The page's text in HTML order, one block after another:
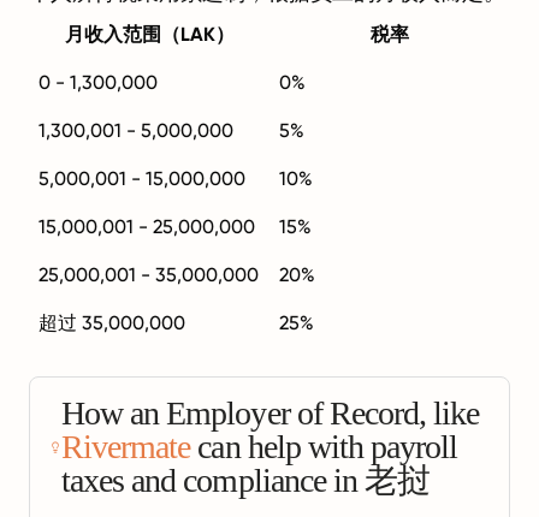
月收入范围（LAK） 税率
0 - 1,300,000 0%
1,300,001 - 5,000,000 5%
5,000,001 - 15,000,000 10%
15,000,001 - 25,000,000 15%
25,000,001 - 35,000,000 20%
超过 35,000,000 25%
How an Employer of Record, like
Rivermatecan help with payroll
taxes and compliance in 老挝